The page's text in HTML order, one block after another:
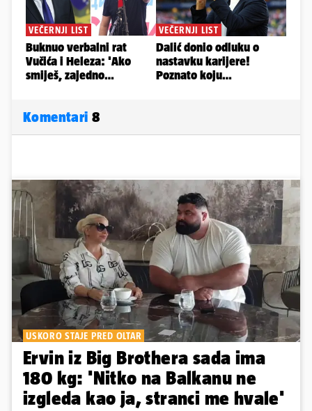
Komentari 8
USKORO STAJE PRED OLTAR
Ervin iz Big Brothera sada ima
180 kg: 'Nitko na Balkanu ne
izgleda kao ja, stranci me hvale'